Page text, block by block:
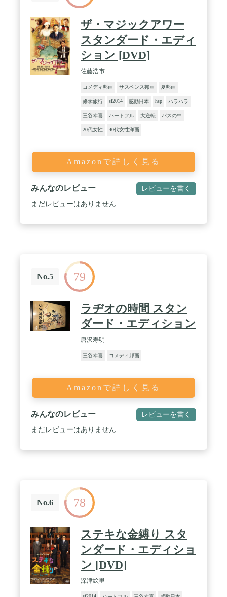
ザ・マジックアワー
スタンダード・エディ
ション [DVD]
佐藤浩市
コメディ邦画 サスペンス邦画 夏邦画
修学旅行 sf2014 感動日本 hsp ハラハラ
三谷幸喜 ハートフル 大逆転 バスの中
20代女性 40代女性洋画
Amazonで詳しく見る
みんなのレビュー レビューを書く
まだレビューはありません
No.5 79
ラヂオの時間 スタン
ダード・エディション
唐沢寿明
三谷幸喜 コメディ邦画
Amazonで詳しく見る
みんなのレビュー レビューを書く
まだレビューはありません
No.6 78
ステキな金縛り スタ
ンダード・エディショ
ン [DVD]
深津絵里